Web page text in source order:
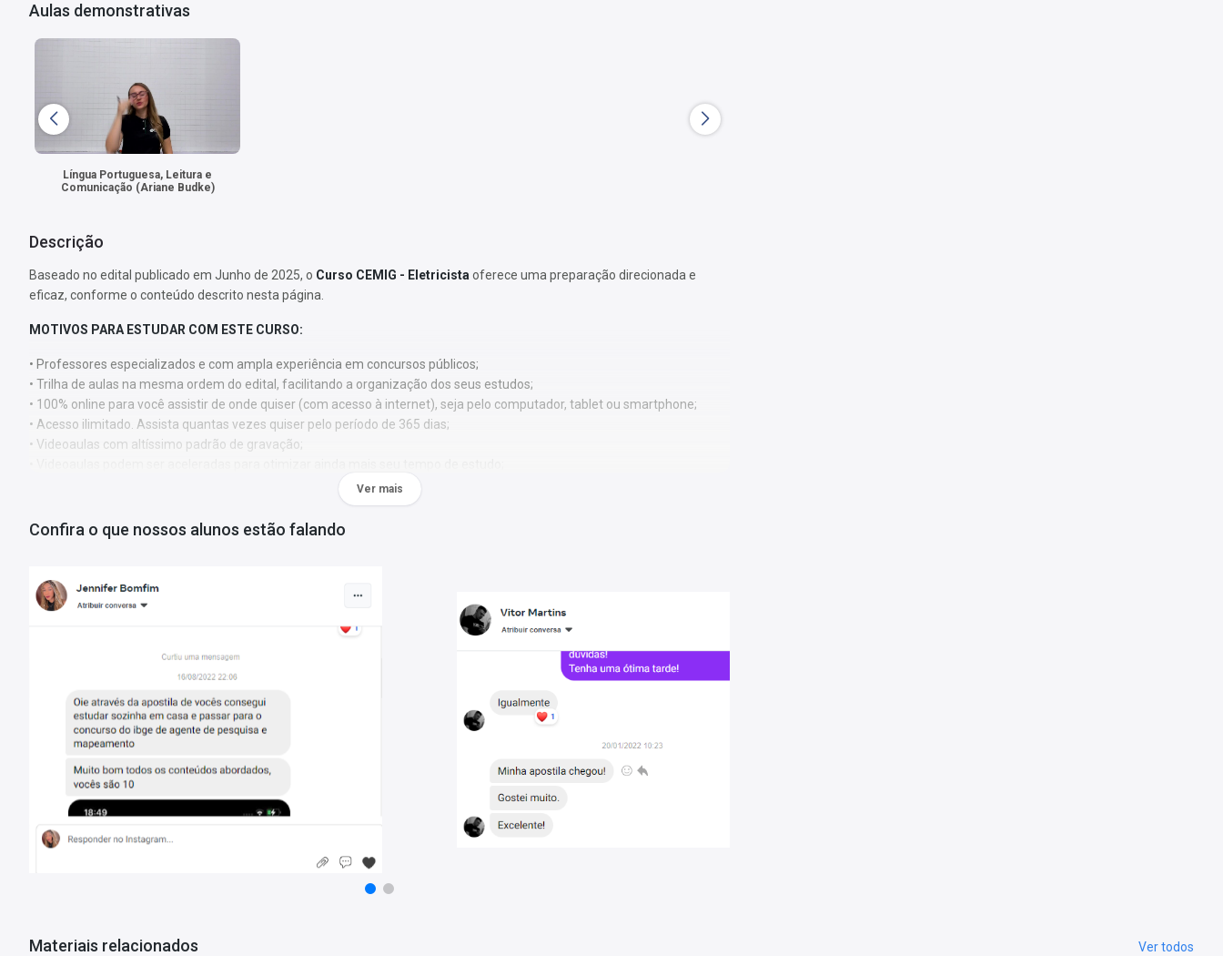
Aulas demonstrativas
Língua Portuguesa, Leitura e
Comunicação (Ariane Budke)
Descrição
Baseado no edital publicado em Junho de 2025, o Curso CEMIG - Eletricista oferece uma preparação direcionada e
eficaz, conforme o conteúdo descrito nesta página.
MOTIVOS PARA ESTUDAR COM ESTE CURSO:
• Professores especializados e com ampla experiência em concursos públicos;
• Trilha de aulas na mesma ordem do edital, facilitando a organização dos seus estudos;
• 100% online para você assistir de onde quiser (com acesso à internet), seja pelo computador, tablet ou smartphone;
• Acesso ilimitado. Assista quantas vezes quiser pelo período de 365 dias;
• Videoaulas com altíssimo padrão de gravação;
Videoaulas: 147
Tempo de acesso:
*O prazo de acesso começa a contar a partir da data de confirmação de pagamento.
Ver mais
Confira o que nossos alunos estão falando
Materiais relacionados Ver todos